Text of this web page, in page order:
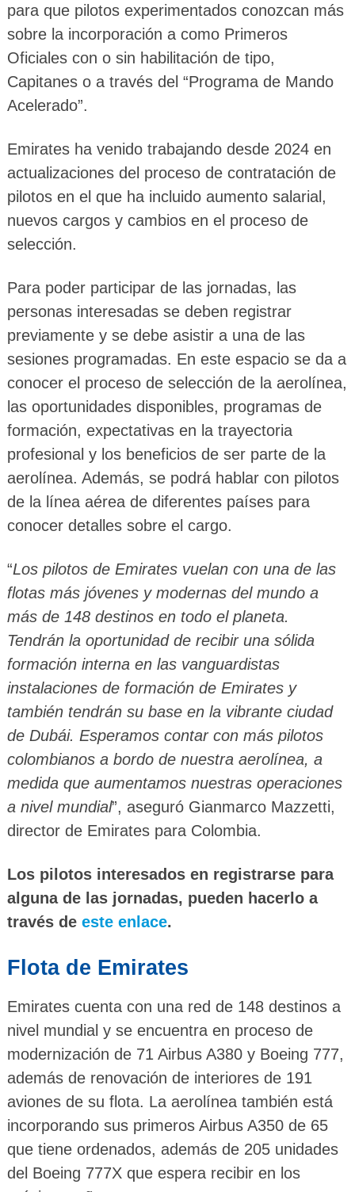
para que pilotos experimentados conozcan más
sobre la incorporación a como Primeros
Oficiales con o sin habilitación de tipo,
Capitanes o a través del “Programa de Mando
Acelerado”.
Emirates ha venido trabajando desde 2024 en
actualizaciones del proceso de contratación de
pilotos en el que ha incluido aumento salarial,
nuevos cargos y cambios en el proceso de
selección.
Para poder participar de las jornadas, las
personas interesadas se deben registrar
previamente y se debe asistir a una de las
sesiones programadas. En este espacio se da a
conocer el proceso de selección de la aerolínea,
las oportunidades disponibles, programas de
formación, expectativas en la trayectoria
profesional y los beneficios de ser parte de la
aerolínea. Además, se podrá hablar con pilotos
de la línea aérea de diferentes países para
conocer detalles sobre el cargo.
“Los pilotos de Emirates vuelan con una de las
flotas más jóvenes y modernas del mundo a
más de 148 destinos en todo el planeta.
Tendrán la oportunidad de recibir una sólida
formación interna en las vanguardistas
instalaciones de formación de Emirates y
también tendrán su base en la vibrante ciudad
de Dubái. Esperamos contar con más pilotos
colombianos a bordo de nuestra aerolínea, a
medida que aumentamos nuestras operaciones
a nivel mundial”, aseguró Gianmarco Mazzetti,
director de Emirates para Colombia.
Los pilotos interesados en registrarse para
alguna de las jornadas, pueden hacerlo a
través de este enlace.
Flota de Emirates
Emirates cuenta con una red de 148 destinos a
nivel mundial y se encuentra en proceso de
modernización de 71 Airbus A380 y Boeing 777,
además de renovación de interiores de 191
aviones de su flota. La aerolínea también está
incorporando sus primeros Airbus A350 de 65
que tiene ordenados, además de 205 unidades
del Boeing 777X que espera recibir en los